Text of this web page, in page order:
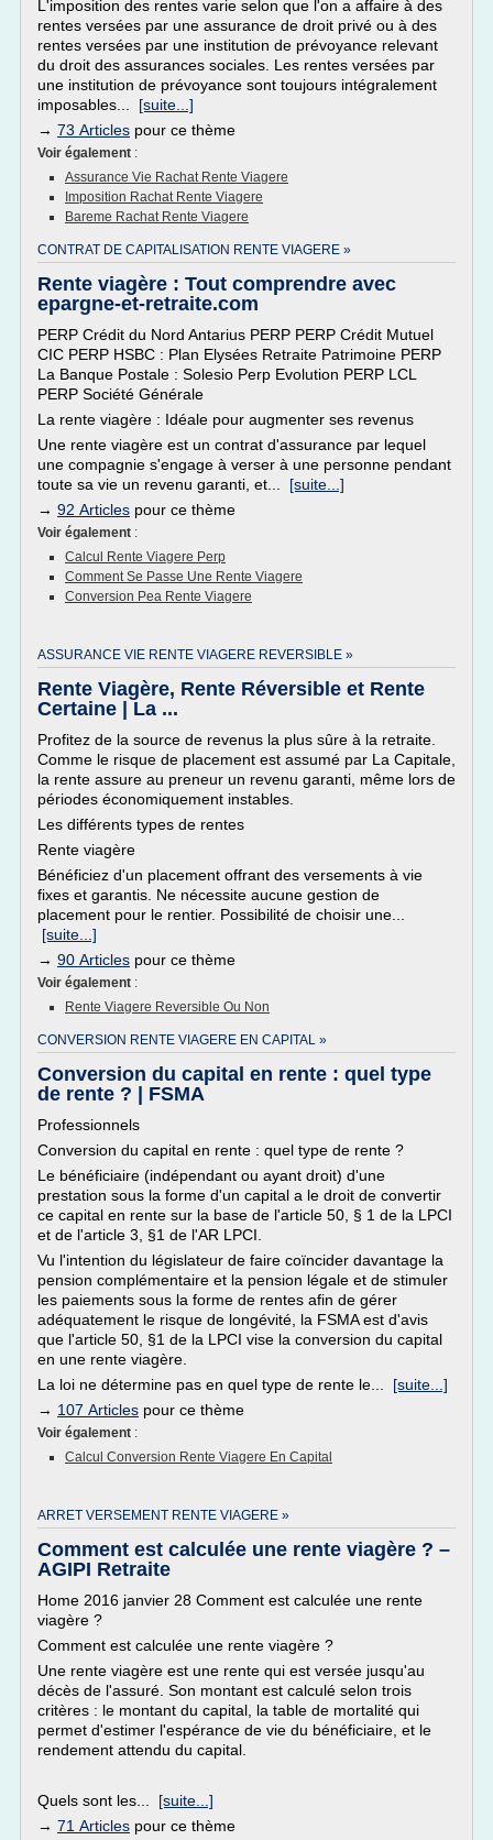
L'imposition des rentes varie selon que l'on a affaire à des
rentes versées par une assurance de droit privé ou à des
rentes versées par une institution de prévoyance relevant
du droit des assurances sociales. Les rentes versées par
une institution de prévoyance sont toujours intégralement
imposables... [suite...]
→ 73 Articles pour ce thème
Voir également :
Assurance Vie Rachat Rente Viagere
Imposition Rachat Rente Viagere
Bareme Rachat Rente Viagere
CONTRAT DE CAPITALISATION RENTE VIAGERE »
Rente viagère : Tout comprendre avec
epargne-et-retraite.com
PERP Crédit du Nord Antarius PERP PERP Crédit Mutuel
CIC PERP HSBC : Plan Elysées Retraite Patrimoine PERP
La Banque Postale : Solesio Perp Evolution PERP LCL
PERP Société Générale
La rente viagère : Idéale pour augmenter ses revenus
Une rente viagère est un contrat d'assurance par lequel
une compagnie s'engage à verser à une personne pendant
toute sa vie un revenu garanti, et... [suite...]
→ 92 Articles pour ce thème
Voir également :
Calcul Rente Viagere Perp
Comment Se Passe Une Rente Viagere
Conversion Pea Rente Viagere
ASSURANCE VIE RENTE VIAGERE REVERSIBLE »
Rente Viagère, Rente Réversible et Rente
Certaine | La ...
Profitez de la source de revenus la plus sûre à la retraite.
Comme le risque de placement est assumé par La Capitale,
la rente assure au preneur un revenu garanti, même lors de
périodes économiquement instables.
Les différents types de rentes
Rente viagère
Bénéficiez d'un placement offrant des versements à vie
fixes et garantis. Ne nécessite aucune gestion de
placement pour le rentier. Possibilité de choisir une...
[suite...]
→ 90 Articles pour ce thème
Voir également :
Rente Viagere Reversible Ou Non
CONVERSION RENTE VIAGERE EN CAPITAL »
Conversion du capital en rente : quel type
de rente ? | FSMA
Professionnels
Conversion du capital en rente : quel type de rente ?
Le bénéficiaire (indépendant ou ayant droit) d'une
prestation sous la forme d'un capital a le droit de convertir
ce capital en rente sur la base de l'article 50, § 1 de la LPCI
et de l'article 3, §1 de l'AR LPCI.
Vu l'intention du législateur de faire coïncider davantage la
pension complémentaire et la pension légale et de stimuler
les paiements sous la forme de rentes afin de gérer
adéquatement le risque de longévité, la FSMA est d'avis
que l'article 50, §1 de la LPCI vise la conversion du capital
en une rente viagère.
La loi ne détermine pas en quel type de rente le... [suite...]
→ 107 Articles pour ce thème
Voir également :
Calcul Conversion Rente Viagere En Capital
ARRET VERSEMENT RENTE VIAGERE »
Comment est calculée une rente viagère ? –
AGIPI Retraite
Home 2016 janvier 28 Comment est calculée une rente
viagère ?
Comment est calculée une rente viagère ?
Une rente viagère est une rente qui est versée jusqu'au
décès de l'assuré. Son montant est calculé selon trois
critères : le montant du capital, la table de mortalité qui
permet d'estimer l'espérance de vie du bénéficiaire, et le
rendement attendu du capital.
Quels sont les... [suite...]
→ 71 Articles pour ce thème